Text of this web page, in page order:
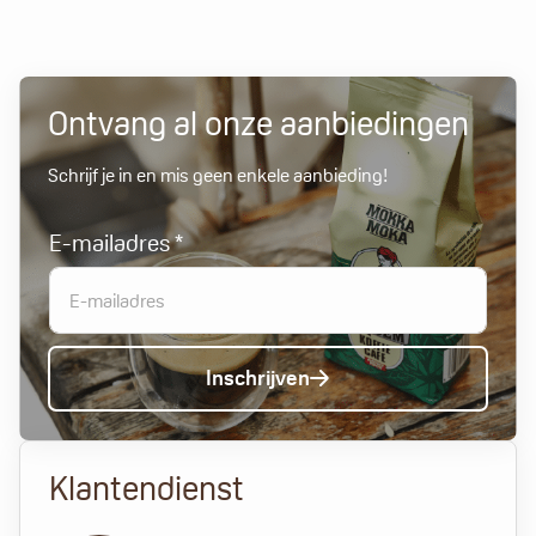
Ontvang al onze aanbiedingen
Schrijf je in en mis geen enkele aanbieding!
E-mailadres*
Inschrijven
A
lt
e
r
Klantendienst